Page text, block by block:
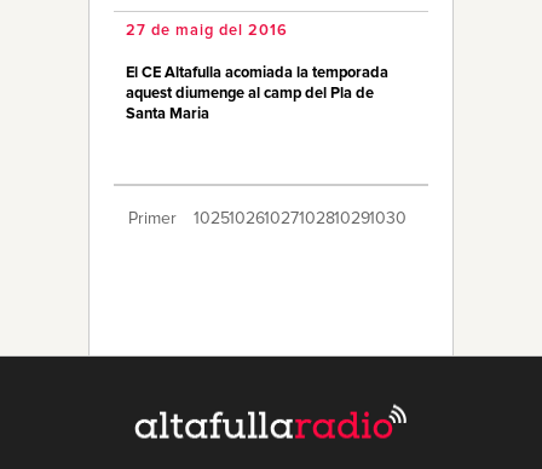
27 de maig del 2016
El CE Altafulla acomiada la temporada
aquest diumenge al camp del Pla de
Santa Maria
Primer 102510261027102810291030
10391040104110421043 Últim